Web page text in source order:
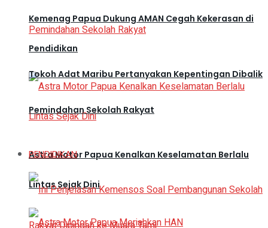
Kemenag Papua Dukung AMAN Cegah Kekerasan di
Pendidikan
Astra Motor Papua Kenalkan Keselamatan Berlalu
Lintas Sejak Dini
Tokoh Adat Maribu Pertanyakan Kepentingan Dibalik
Pemindahan Sekolah Rakyat
PENDIDIKAN